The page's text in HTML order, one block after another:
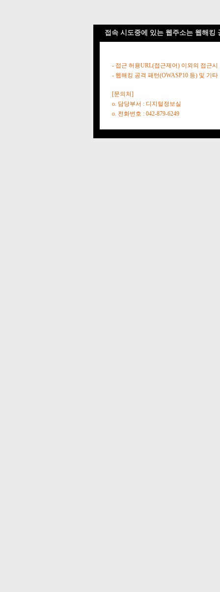
접속 시도중에 있는 웹주소는 웹해킹
- 접근 허용URL(접근제어) 이외의 접근시
- 웹해킹 공격 패턴(OWASP10 등) 및 기
[문의처]
o. 담당부서 : 디지털정보실
o. 전화번호 : 042-879-6249